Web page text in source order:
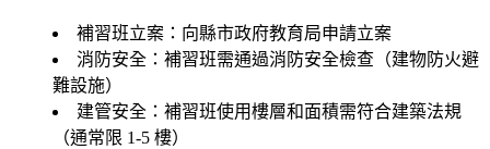
補習班立案：向縣市政府教育局申請立案
消防安全：補習班需通過消防安全檢查（建物防火避
難設施）
建管安全：補習班使用樓層和面積需符合建築法規
（通常限 1-5 樓）